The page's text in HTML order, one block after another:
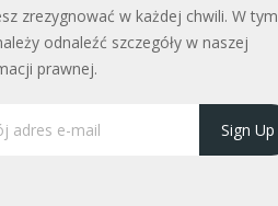
zrezygnować w każdej chwili. W tym
odnaleźć szczegóły w naszej
prawnej.